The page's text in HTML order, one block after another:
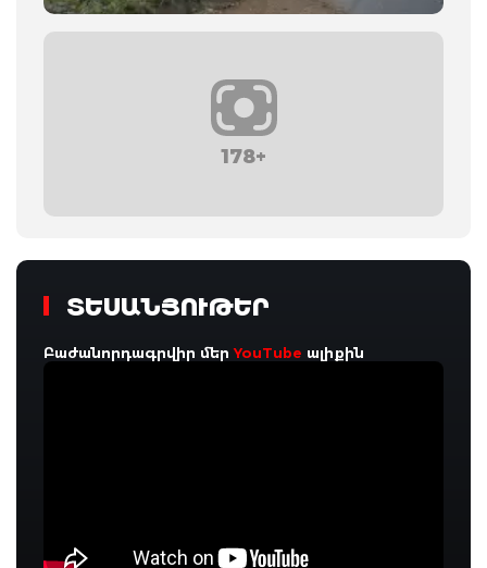
178+
ՏԵՍԱՆՅՈՒԹԵՐ
Բաժանորդագրվիր մերYouTube ալիքին